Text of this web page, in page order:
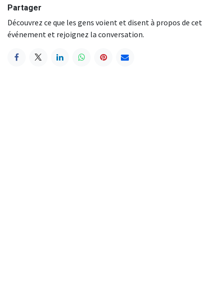
Partager
Découvrez ce que les gens voient et disent à propos de cet
événement et rejoignez la conversation.